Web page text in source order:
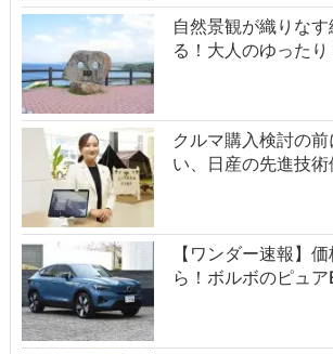
自然景観が織りなす
る！大人のゆった
クルマ購入検討の
い、日産の先進技
【ワンダー速報】
ら！ボルボのピュ